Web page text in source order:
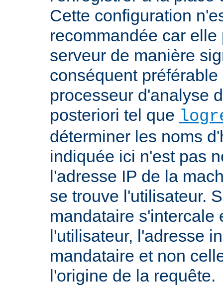
Cette configuration
recommandée car
serveur de manière
conséquent
processeur d'analyse
posteriori tel que
déterminer les noms
indiquée ici n'est pas
l'adresse IP de la
se trouve l'utilisateur.
mandataire s'intercale
l'utilisateur, l'adresse
mandataire et non
l'origine de la requête.